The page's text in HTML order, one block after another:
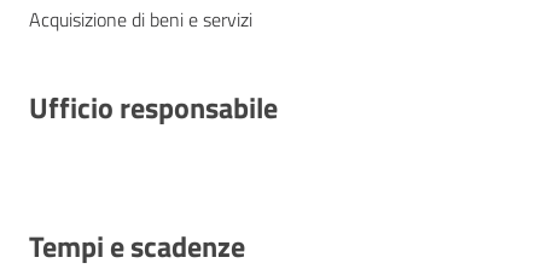
Acquisizione di beni e servizi
Ufficio responsabile
Tempi e scadenze